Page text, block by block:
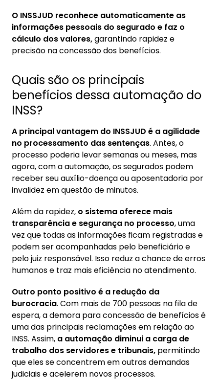
O INSSJUD reconhece automaticamente as
informações pessoais do segurado e faz o
cálculo dos valores,garantindo rapidez e
precisão na concessão dos benefícios.
Quais são os principais
benefícios dessa automação do
INSS?
A principal vantagem do INSSJUD é a agilidade
no processamento das sentenças. Antes, o
processo poderia levar semanas ou meses, mas
agora, com a automação, os segurados podem
receber seu auxílio-doença ou aposentadoria por
invalidez em questão de minutos.
Além da rapidez, o sistema oferece mais
transparência e segurança no processo, uma
vez que todas as informações ficam registradas e
podem ser acompanhadas pelo beneficiário e
pelo juiz responsável. Isso reduz a chance de erros
humanos e traz mais eficiência no atendimento.
Outro ponto positivo é a redução da
burocracia. Com mais de 700 pessoas na fila de
espera, a demora para concessão de benefícios é
uma das principais reclamações em relação ao
INSS. Assim, a automação diminui a carga de
trabalho dos servidores e tribunais, permitindo
que eles se concentrem em outras demandas
judiciais e acelerem novos processos.